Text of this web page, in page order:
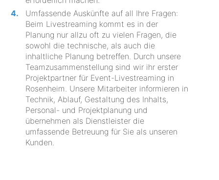
Umfassende Auskünfte auf all Ihre Fragen:
Beim Livestreaming kommt es in der
Planung nur allzu oft zu vielen Fragen, die
sowohl die technische, als auch die
inhaltliche Planung betreffen. Durch unsere
Teamzusammenstellung sind wir ihr erster
Projektpartner für Event-Livestreaming in
Rosenheim. Unsere Mitarbeiter informieren in
Technik, Ablauf, Gestaltung des Inhalts,
Personal- und Projektplanung und
übernehmen als Dienstleister die
umfassende Betreuung für Sie als unseren
Kunden.